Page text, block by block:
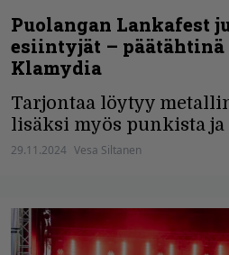
Puolangan Lankafest
esiintyjät – päätähtinä
Klamydia
Tarjontaa löytyy
lisäksi myös punkista ja
29.11.2024 Vesa Siltanen